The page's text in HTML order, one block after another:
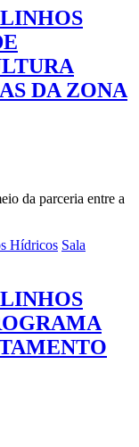
DA ZONA
da parceria entre a
Hídricos Sala